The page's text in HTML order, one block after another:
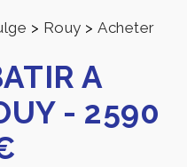
> Rouy > Acheter
A
- 2590